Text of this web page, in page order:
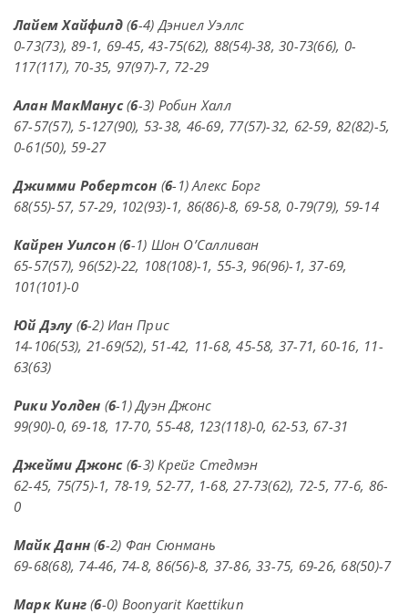
Лайем Хайфилд(6-4) Дэниел Уэллс
0-73(73), 89-1, 69-45, 43-75(62), 88(54)-38, 30-73(66), 0-
117(117), 70-35, 97(97)-7, 72-29
Алан МакМанус(6-3) Робин Халл
67-57(57), 5-127(90), 53-38, 46-69, 77(57)-32, 62-59, 82(82)-5,
0-61(50), 59-27
Джимми Робертсон (6-1) Алекс Борг
68(55)-57, 57-29, 102(93)-1, 86(86)-8, 69-58, 0-79(79), 59-14
Кайрен Уилсон(6-1) Шон О’Салливан
65-57(57), 96(52)-22, 108(108)-1, 55-3, 96(96)-1, 37-69,
101(101)-0
Юй Дэлу(6-2) Иан Прис
14-106(53), 21-69(52), 51-42, 11-68, 45-58, 37-71, 60-16, 11-
63(63)
Рики Уолден (6-1) Дуэн Джонс
99(90)-0, 69-18, 17-70, 55-48, 123(118)-0, 62-53, 67-31
Джейми Джонс(6-3) Крейг Стедмэн
62-45, 75(75)-1, 78-19, 52-77, 1-68, 27-73(62), 72-5, 77-6, 86-
0
Майк Данн (6-2) Фан Сюнмань
69-68(68), 74-46, 74-8, 86(56)-8, 37-86, 33-75, 69-26, 68(50)-7
Марк Кинг (6-0) Boonyarit Kaettikun